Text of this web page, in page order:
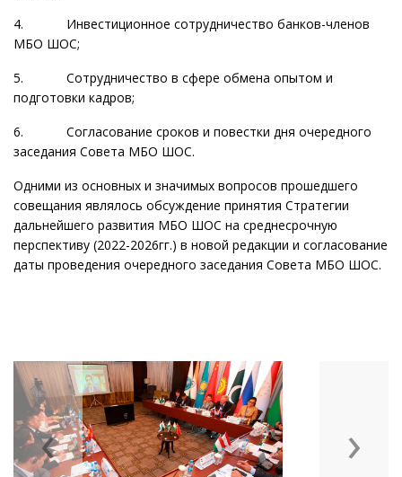
4. Инвестиционное сотрудничество банков-членов
МБО ШОС;
5. Сотрудничество в сфере обмена опытом и
подготовки кадров;
6. Согласование сроков и повестки дня очередного
заседания Совета МБО ШОС.
Одними из основных и значимых вопросов прошедшего
совещания являлось обсуждение принятия Стратегии
дальнейшего развития МБО ШОС на среднесрочную
перспективу (2022-2026гг.) в новой редакции и согласование
даты проведения очередного заседания Совета МБО ШОС.
‹ ›